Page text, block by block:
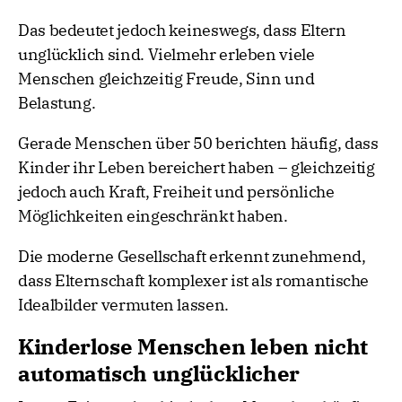
Das bedeutet jedoch keineswegs, dass Eltern
unglücklich sind. Vielmehr erleben viele
Menschen gleichzeitig Freude, Sinn und
Belastung.
Gerade Menschen über 50 berichten häufig, dass
Kinder ihr Leben bereichert haben – gleichzeitig
jedoch auch Kraft, Freiheit und persönliche
Möglichkeiten eingeschränkt haben.
Die moderne Gesellschaft erkennt zunehmend,
dass Elternschaft komplexer ist als romantische
Idealbilder vermuten lassen.
Kinderlose Menschen leben nicht
automatisch unglücklicher